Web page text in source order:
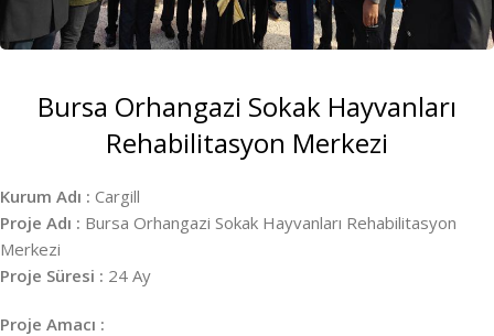
Bursa Orhangazi Sokak Hayvanları
Rehabilitasyon Merkezi
Kurum Adı : Cargill
Proje Adı : Bursa Orhangazi Sokak Hayvanları Rehabilitasyon
Merkezi
Proje Süresi : 24 Ay
Proje Amacı :